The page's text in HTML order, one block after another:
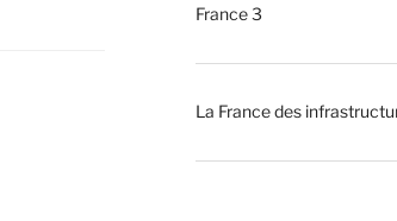
France 3
La France des